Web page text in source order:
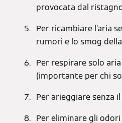
provocata dal
Per ricambiare l’aria
rumori e lo smog
Per respirare solo
(importante per chi
Per arieggiare senza
Per eliminare gli